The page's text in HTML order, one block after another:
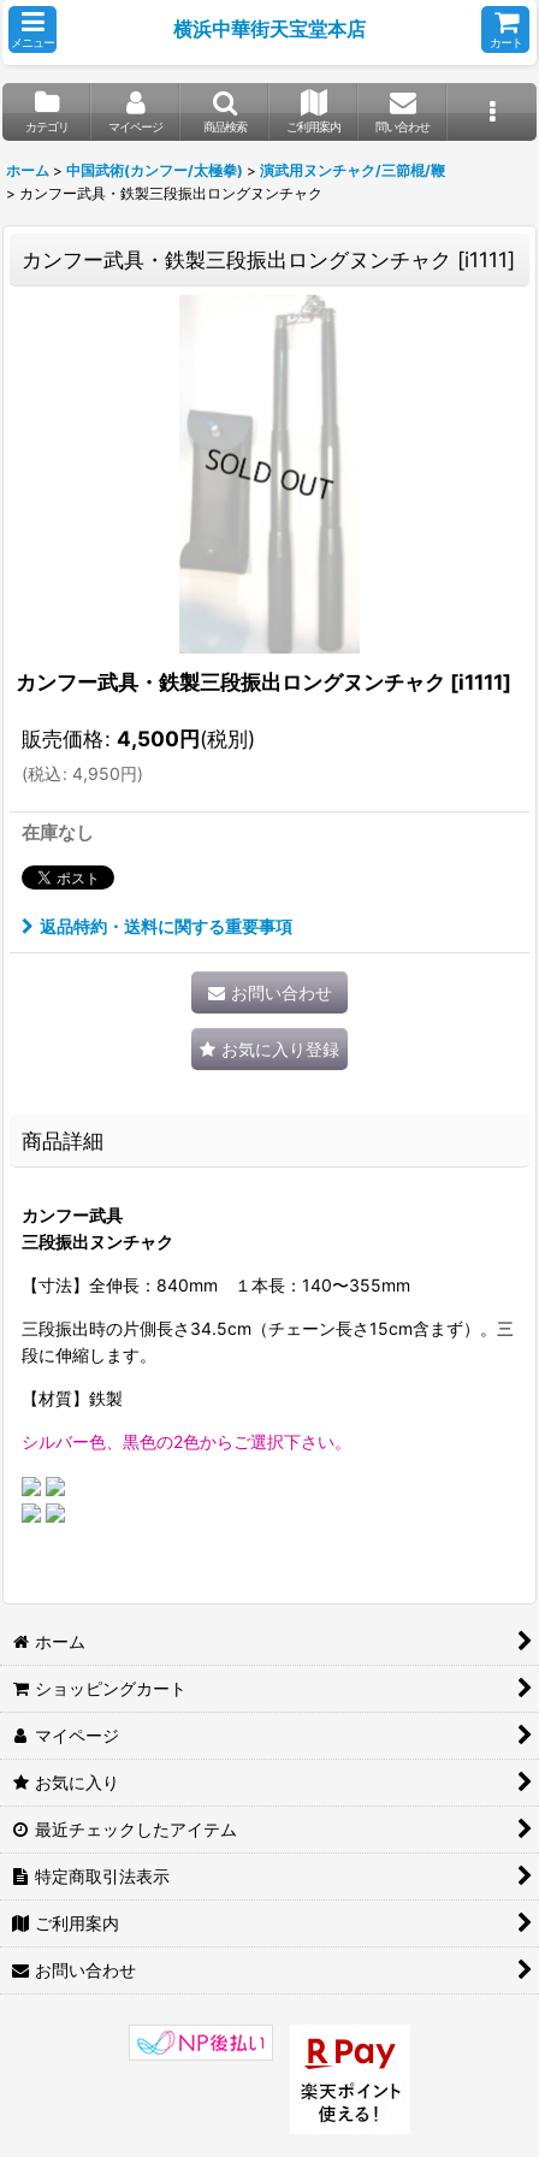
メニュー
横浜中華街天宝堂本店
カート
カテゴリ マイページ 商品検索 ご利用案内 問い合わせ
ホーム > 中国武術(カンフー/太極拳) > 演武用ヌンチャク/三節棍/鞭
> カンフー武具・鉄製三段振出ロングヌンチャク
カンフー武具・鉄製三段振出ロングヌンチャク [i1111]
カンフー武具・鉄製三段振出ロングヌンチャク [i1111]
販売価格: 4,500円(税別)
(税込: 4,950円)
在庫なし
返品特約・送料に関する重要事項
お問い合わせ
お気に入り登録
商品詳細
カンフー武具
三段振出ヌンチャク
【寸法】全伸長：840mm １本長：140〜355mm
三段振出時の片側長さ34.5cm（チェーン長さ15cm含まず）。三
段に伸縮します。
【材質】鉄製
シルバー色、黒色の2色からご選択下さい。
ホーム
ショッピングカート
マイページ
お気に入り
最近チェックしたアイテム
特定商取引法表示
ご利用案内
お問い合わせ